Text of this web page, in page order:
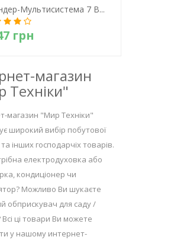
Мультисистема 7 В...
грн
Детально
магазин
Техніки"
магазин "Мир Техніки"
широкий вибір побутової
інших господарчіх товарів.
електродуховка або
кондиціонер чи
Можливо Ви шукаєте
обприскувач для саду /
Всі ці товари Ви можете
у нашому интернет-